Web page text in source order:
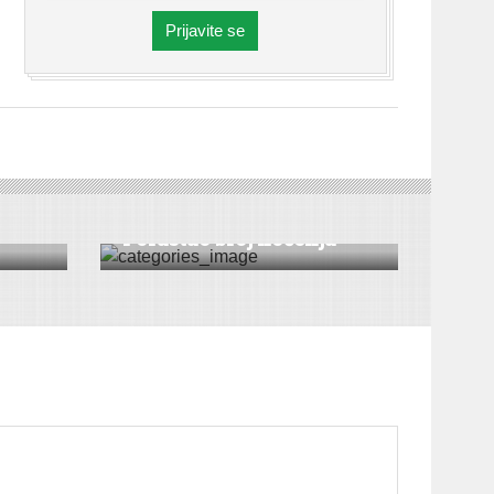
Prijavite se
VESTI|IRIG
Porastao broj noćenja